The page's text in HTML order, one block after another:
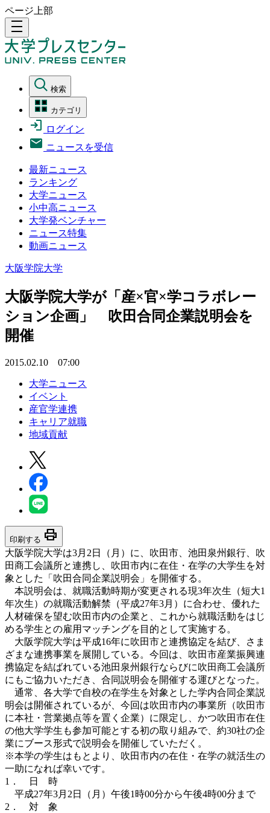
ページ上部
density_medium
検索
カテゴリ
ログイン
ニュースを受信
最新ニュース
ランキング
大学ニュース
小中高ニュース
大学発ベンチャー
ニュース特集
動画ニュース
大阪学院大学
大阪学院大学が「産×官×学コラボレー
ション企画」 吹田合同企業説明会を
開催
2015.02.10 07:00
大学ニュース
イベント
産官学連携
キャリア就職
地域貢献
印刷する print
大阪学院大学は3月2日（月）に、吹田市、池田泉州銀行、吹
田商工会議所と連携し、吹田市内に在住・在学の大学生を対
象とした「吹田合同企業説明会」を開催する。
本説明会は、就職活動時期が変更される現3年次生（短大1
年次生）の就職活動解禁（平成27年3月）に合わせ、優れた
人材確保を望む吹田市内の企業と、これから就職活動をはじ
める学生との雇用マッチングを目的として実施する。
大阪学院大学は平成16年に吹田市と連携協定を結び、さま
ざまな連携事業を展開している。今回は、吹田市産業振興連
携協定を結ばれている池田泉州銀行ならびに吹田商工会議所
にもご協力いただき、合同説明会を開催する運びとなった。
通常、各大学で自校の在学生を対象とした学内合同企業説
明会は開催されているが、今回は吹田市内の事業所（吹田市
に本社・営業拠点等を置く企業）に限定し、かつ吹田市在住
の他大学学生も参加可能とする初の取り組みで、約30社の企
業にブース形式で説明会を開催していただく。
※本学の学生はもとより、吹田市内の在住・在学の就活生の
一助になれば幸いです。
1． 日 時
平成27年3月2日（月）午後1時00分から午後4時00分まで
2． 対 象